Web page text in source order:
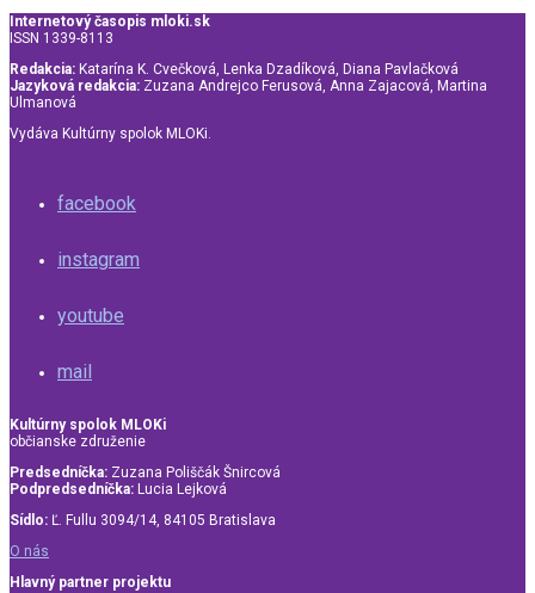
Internetový časopis mloki.sk
ISSN 1339-8113
Redakcia: Katarína K. Cvečková, Lenka Dzadíková, Diana Pavlačková
Jazyková redakcia: Zuzana Andrejco Ferusová, Anna Zajacová, Martina
Ulmanová
Vydáva Kultúrny spolok MLOKi.
facebook
instagram
youtube
mail
Kultúrny spolok MLOKi
občianske združenie
Predsedníčka: Zuzana Poliščák Šnircová
Podpredsedníčka: Lucia Lejková
Sídlo: Ľ. Fullu 3094/14, 84105 Bratislava
O nás
Hlavný partner projektu